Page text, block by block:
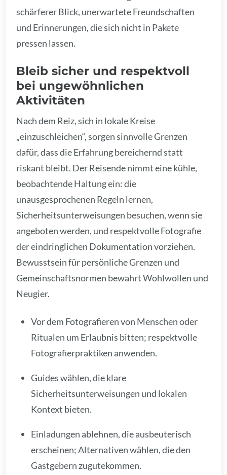
schärferer Blick, unerwartete Freundschaften
und Erinnerungen, die sich nicht in Pakete
pressen lassen.
Bleib sicher und respektvoll
bei ungewöhnlichen
Aktivitäten
Nach dem Reiz, sich in lokale Kreise
„einzuschleichen“, sorgen sinnvolle Grenzen
dafür, dass die Erfahrung bereichernd statt
riskant bleibt. Der Reisende nimmt eine kühle,
beobachtende Haltung ein: die
unausgesprochenen Regeln lernen,
Sicherheitsunterweisungen besuchen, wenn sie
angeboten werden, und respektvolle Fotografie
der eindringlichen Dokumentation vorziehen.
Bewusstsein für persönliche Grenzen und
Gemeinschaftsnormen bewahrt Wohlwollen und
Neugier.
Vor dem Fotografieren von Menschen oder
Ritualen um Erlaubnis bitten; respektvolle
Fotografierpraktiken anwenden.
Guides wählen, die klare
Sicherheitsunterweisungen und lokalen
Kontext bieten.
Einladungen ablehnen, die ausbeuterisch
erscheinen; Alternativen wählen, die den
Gastgebern zugutekommen.